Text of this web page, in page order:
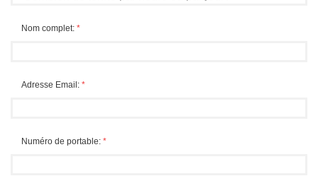
Nom complet: *
Adresse Email: *
Numéro de portable: *